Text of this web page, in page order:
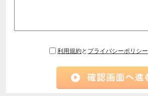
利用規約と プライバシーポリシー